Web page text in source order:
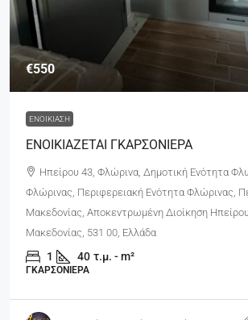
€550
ΕΝΟΙΚΊΑΣΗ
ΕΝΟΙΚΙΑΖΕΤΑΙ ΓΚΑΡΣΟΝΙΕΡΑ
Ηπείρου 43, Φλώρινα, Δημοτική Ενότητα
Φλώρινας, Περιφερειακή Ενότητα Φλώρινας,
Μακεδονίας, Αποκεντρωμένη Διοίκηση
Μακεδονίας, 531 00, Ελλάδα
1 40 τ.μ. - m²
ΓΚΑΡΣΟΝΙΈΡΑ